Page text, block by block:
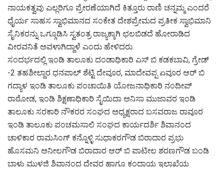
ನಾಯಕತ್ವವು ಎಲ್ಲರಿಗೂ ಪ್ರೇರಣೆಯಾಗಿದೆ ಕಿತ್ತೂರು ರಾಣಿ ಚನ್ನಮ್ಮ ಎಂದರೆ
ಧೈರ್ಯ ಸಾಹಸ ಸ್ವಾಭಿಮಾನದ ಸಂಕೇತ ದೇಶಪ್ರೇಮದ ಪ್ರತೀಕ ಸ್ವಾಭಿಮಾನಿ
ಸೈನಿಕರನ್ನು ಒಗ್ಗೂಡಿಸಿ ಸ್ವತಂತ್ರ ರಾಜ್ಯಕ್ಕಾಗಿ ಛಲಬಿಡದೆ ಹೋರಾಡಿದ
ವೀರವನಿತೆ ಅವಳಾಗಿದ್ದಾಳೆ ಎಂದು ಹೇಳಿದರು.
ಸಂದರ್ಭದಲ್ಲಿ ಇಂಡಿ ತಾಲೂಕು ದಂಡಾಧಿಕಾರಿ ಎಸ್ ಬಿ ಕಡಕಬಾವಿ, ಗ್ರೇಡ್
-2 ತಹಶೀಲ್ದಾರ ಧನಪಾಲ್ ಶೆಟ್ಟಿ ದೇವೂರ, ಮಾದೇವಪ್ಪ ಏವೂರ ಆರ್ ಬಿ
ಗದ್ಯಾಳ ಇಂಡಿ ತಾಲೂಕು ಪಂಚಾಯಿತಿ ಯೋಜನಾಧಿಕಾರಿ ನಂದೀಪ್
ರಾಠೋಡ, ಇಂಡಿ ಶಿಕ್ಷಣಾಧಿಕಾರಿ ಸೈಯಿದಾ ಅನಿಸಾ ಮುಜಾವರ ಇಂಡಿ
ತಾಲೂಕು ಸರಕಾರಿ ನೌಕರರ ಸಂಘದ ಅಧ್ಯಕ್ಷರಾದ ಬಸವರಾಜ ರಾವೂರ
ಇಂಡಿ ತಾಲೂಕು ಪಂಚಮಸಾಲಿ ಸಂಘದ ಕಾರ್ಯದರ್ಶಿ ಶಿವಾನಂದ
ಚಾಳಿಕಾರ ರಾಮಸಿಂಗ್ ಕನ್ನೊಳ್ಳಿ ಸುಧಾಕರಗೌಡ ಬಿರಾದಾರ ಪ್ರಭು
ಹೊಸಮನಿ ಅನೀಲಗೌಡ ಬಿರಾದಾರ ಆರ್ ಬಿ ಪಾಟೀಲ ಶರಣಗೌಡ ಬಂಡಿ
ಬಾಳು ಮುಳಜಿ ಶಿವಾನಂದ ದೇವರ ಹಾಗೂ ಕಂದಾಯ ಇಲಾಖೆಯ